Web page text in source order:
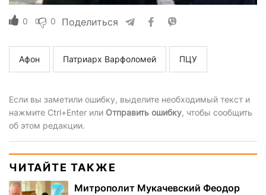
0 0 Поделиться
Афон Патриарх Варфоломей ПЦУ
Если вы заметили ошибку, выделите необходимый текст и
нажмите Ctrl+Enter или Отправить ошибку, чтобы сообщить
об этом редакции.
ЧИТАЙТЕ ТАКЖЕ
Митрополит Мукачевский Феодор